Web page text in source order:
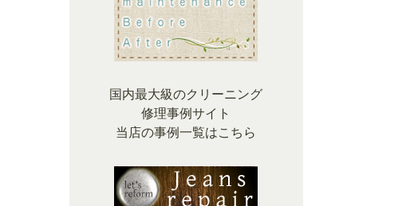
国内最大級のクリーニング
修理事例サイト
当店の事例一覧はこちら